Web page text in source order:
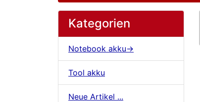
Kategorien
Notebook akku->
Tool akku
Neue Artikel ...